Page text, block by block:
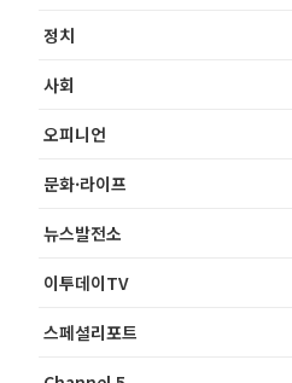
정치
사회
오피니언
문화·라이프
뉴스발전소
이투데이TV
스페셜리포트